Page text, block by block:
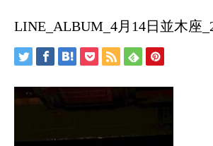
LINE_ALBUM_4月14日並木座